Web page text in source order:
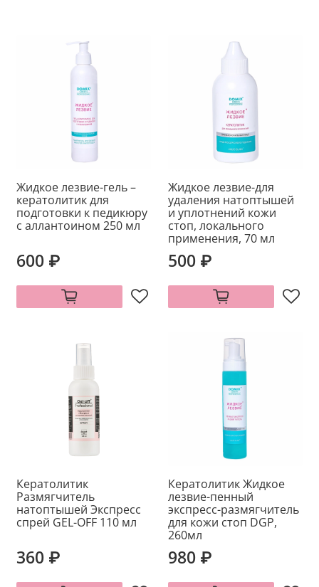
Жидкое лезвие-гель –
кератолитик для
подготовки к педикюру
с аллантоином 250 мл
600 ₽
Жидкое лезвие-для
удаления натоптышей
и уплотнений кожи
стоп, локального
применения, 70 мл
500 ₽
Кератолитик
Размягчитель
натоптышей Экспресс
спрей GEL-OFF 110 мл
360 ₽
Кератолитик Жидкое
лезвие-пенный
экспресс-размягчитель
для кожи стоп DGP,
260мл
980 ₽